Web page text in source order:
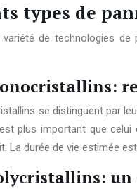
types de
de technologies de
se distinguent par
plus important que
La durée de vie estimée